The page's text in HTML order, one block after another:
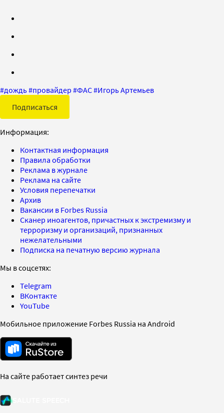
#дождь#провайдер #ФАС#Игорь Артемьев
Подписаться
Информация:
Контактная информация
Правила обработки
Реклама в журнале
Реклама на сайте
Условия перепечатки
Архив
Вакансии в Forbes Russia
Сканер иноагентов, причастных к экстремизму и
терроризму и организаций, признанных
нежелательными
Подписка на печатную версию журнала
Мы в соцсетях:
Telegram
ВКонтакте
YouTube
Мобильное приложение Forbes Russia на Android
На сайте работает синтез речи